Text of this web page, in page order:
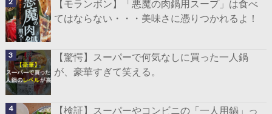
【モランボン】「悪魔の肉鍋用スープ」は食べ
てはならない・・・美味さに憑りつかれるよ！
【驚愕】スーパーで何気なしに買った一人鍋
が、豪華すぎて笑える。
【検証】スーパーやコンビニの「一人用鍋」っ